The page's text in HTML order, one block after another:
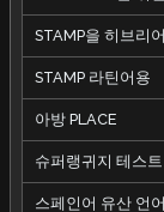
STAMP을 히브리
STAMP 라틴어용
아방 PLACE
슈퍼랭귀지 테스트
스페인어 유산 언